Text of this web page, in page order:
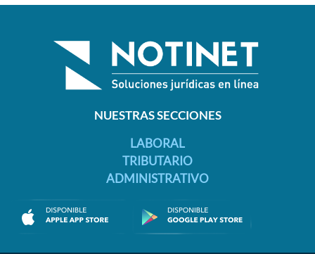
NUESTRAS SECCIONES
LABORAL
TRIBUTARIO
ADMINISTRATIVO